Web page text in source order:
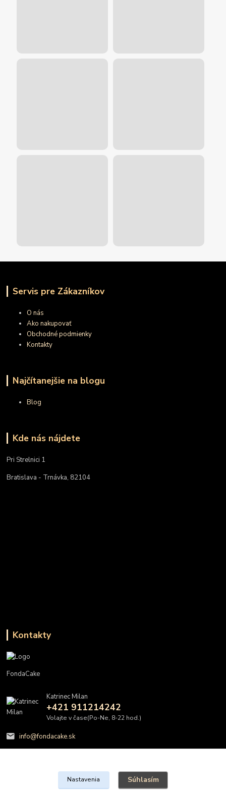
Servis pre Zákazníkov
O nás
Ako nakupovať
Obchodné podmienky
Kontakty
Najčítanejšie na blogu
Blog
Kde nás nájdete
Pri Strelnici 1
Bratislava - Trnávka, 82104
Kontakty
FondaCake
Katrinec Milan
+421 911214242
Volajte v čase(Po-Ne, 8-22 hod.)
info@fondacake.sk
Nastavenia Súhlasím